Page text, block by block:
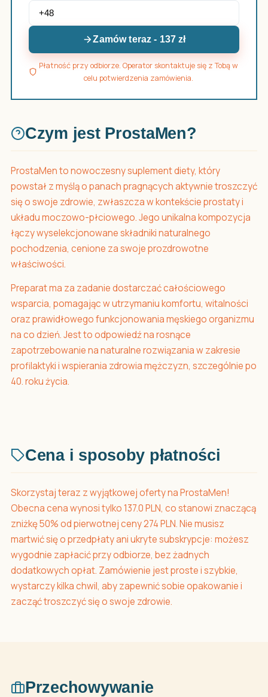
Zamów teraz - 137 zł
Płatność przy odbiorze. Operator skontaktuje się z Tobą w
celu potwierdzenia zamówienia.
Czym jest ProstaMen?
ProstaMen to nowoczesny suplement diety, który
powstał z myślą o panach pragnących aktywnie troszczyć
się o swoje zdrowie, zwłaszcza w kontekście prostaty i
układu moczowo-płciowego. Jego unikalna kompozycja
łączy wyselekcjonowane składniki naturalnego
pochodzenia, cenione za swoje prozdrowotne
właściwości.
Preparat ma za zadanie dostarczać całościowego
wsparcia, pomagając w utrzymaniu komfortu, witalności
oraz prawidłowego funkcjonowania męskiego organizmu
na co dzień. Jest to odpowiedź na rosnące
zapotrzebowanie na naturalne rozwiązania w zakresie
profilaktyki i wspierania zdrowia mężczyzn, szczególnie po
40. roku życia.
Cena i sposoby płatności
Skorzystaj teraz z wyjątkowej oferty na ProstaMen!
Obecna cena wynosi tylko 137.0 PLN, co stanowi znaczącą
zniżkę 50% od pierwotnej ceny 274 PLN. Nie musisz
martwić się o przedpłaty ani ukryte subskrypcje: możesz
wygodnie zapłacić przy odbiorze, bez żadnych
dodatkowych opłat. Zamówienie jest proste i szybkie,
wystarczy kilka chwil, aby zapewnić sobie opakowanie i
zacząć troszczyć się o swoje zdrowie.
Przechowywanie